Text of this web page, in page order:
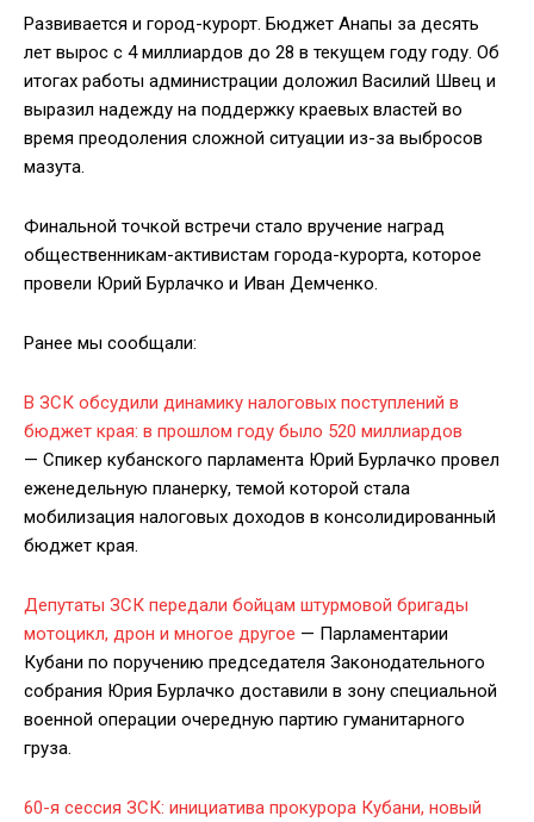
Развивается и город-курорт. Бюджет Анапы за десять
лет вырос с 4 миллиардов до 28 в текущем году году. Об
итогах работы администрации доложил Василий Швец и
выразил надежду на поддержку краевых властей во
время преодоления сложной ситуации из-за выбросов
мазута.
Финальной точкой встречи стало вручение наград
общественникам-активистам города-курорта, которое
провели Юрий Бурлачко и Иван Демченко.
Ранее мы сообщали:
В ЗСК обсудили динамику налоговых поступлений в
бюджет края: в прошлом году было 520 миллиардов
— Спикер кубанского парламента Юрий Бурлачко провел
еженедельную планерку, темой которой стала
мобилизация налоговых доходов в консолидированный
бюджет края.
Депутаты ЗСК передали бойцам штурмовой бригады
мотоцикл, дрон и многое другое — Парламентарии
Кубани по поручению председателя Законодательного
собрания Юрия Бурлачко доставили в зону специальной
военной операции очередную партию гуманитарного
груза.
60-я сессия ЗСК: инициатива прокурора Кубани, новый